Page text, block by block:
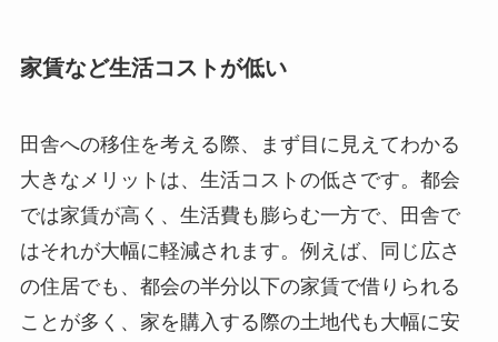
家賃など生活コストが低い
田舎への移住を考える際、まず目に見えてわかる
大きなメリットは、生活コストの低さです。都会
では家賃が高く、生活費も膨らむ一方で、田舎で
はそれが大幅に軽減されます。例えば、同じ広さ
の住居でも、都会の半分以下の家賃で借りられる
ことが多く、家を購入する際の土地代も大幅に安